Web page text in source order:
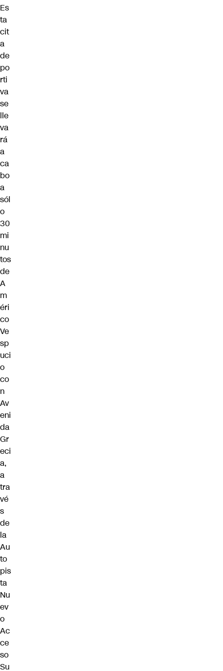
Es
ta
cit
a
de
po
rti
va
se
lle
va
rá
a
ca
bo
a
sól
o
30
mi
nu
tos
de
A
m
éri
co
Ve
sp
uci
o
co
n
Av
eni
da
Gr
eci
a,
a
tra
vé
s
de
la
Au
to
pis
ta
Nu
ev
o
Ac
ce
so
Su